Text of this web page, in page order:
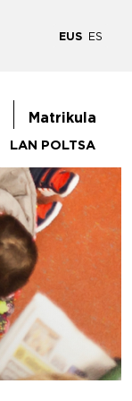
EUS ES
Matrikula
LAN POLTSA